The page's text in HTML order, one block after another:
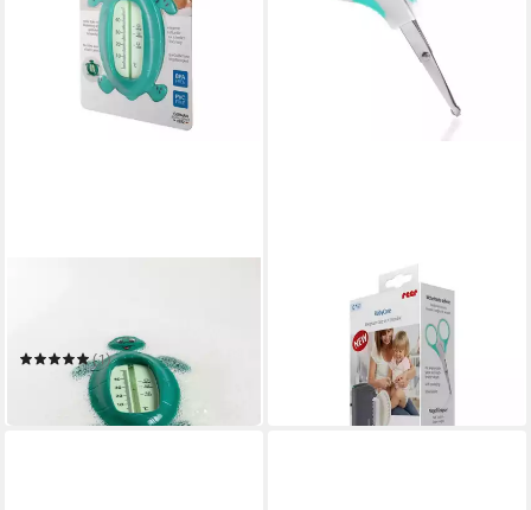
Schildkröte
(1)
ab 5,74 €
in 4-5 Werktagen bei dir
Babypflege-Set anthrazit
in 2-3 Werktagen bei dir